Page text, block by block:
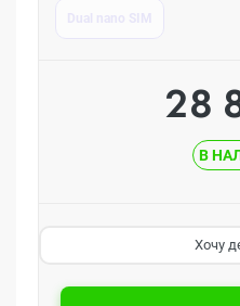
28
В
Хочу